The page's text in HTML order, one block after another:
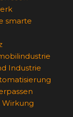
smarte
Industrie
Wirkung